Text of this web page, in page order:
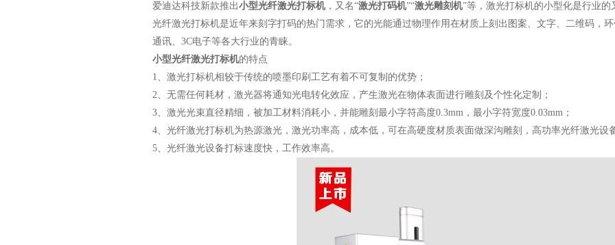
爱迪达科技新款推出小型光纤激光打标机，又名“激光打码机”“激光雕刻机”等，激光打标机的小型化是行业的
光纤激光打标机是近年来刻字打码的热门需求，它的光能通过物理作用在材质上刻出图案、文字、二维码，环
通讯、3C电子等各大行业的青睐。
小型光纤激光打标机的特点
1、激光打标机相较于传统的喷墨印刷工艺有着不可复制的优势；
2、无需任何耗材，激光器将通知光电转化效应，产生激光在物体表面进行雕刻及个性化定制；
3、激光光束直径精细，被加工材料消耗小，并能雕刻最小字符高度0.3mm，最小字符宽度0.03mm；
4、光纤激光打标机为热源激光，激光功率高，成本低，可在高硬度材质表面做深沟雕刻，高功率光纤激光设
5、光纤激光设备打标速度快，工作效率高。